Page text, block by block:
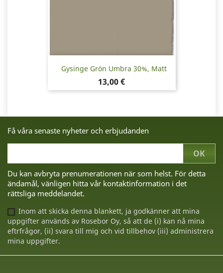
Gysinge Grön Umbra 30%, Matt
Pris
13,00 €
Få våra senaste nyheter och erbjudanden
Du kan avbryta prenumerationen när som helst. För detta
ändamål, vänligen hitta vår kontaktinformation i det
rättsliga meddelandet.
Inom att skicka denna blankett, ja godkänner att mina
uppgifter används av Rosebor Oy, så att de (i) kan nå mina
eftrfrågor, (ii) svara till mig och vid tillbehov (iii) administrera
mina uppgifter.